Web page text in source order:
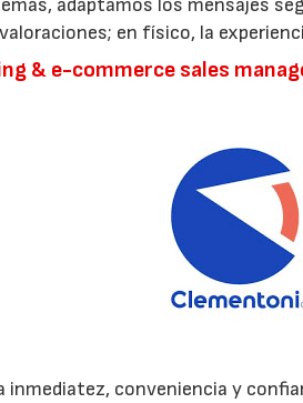
adaptamos los mensajes
en físico, la
& e-commerce sales
inmediatez, conveniencia y